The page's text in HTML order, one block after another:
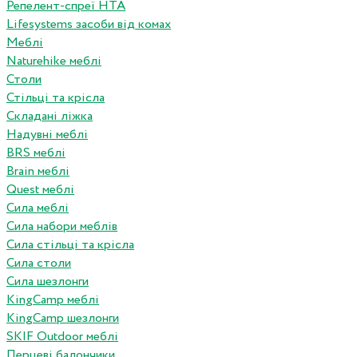
Репелент-спреї HTA
Lifesystems засоби від комах
Меблі
Naturehike меблі
Столи
Стільці та крісла
Складані ліжка
Надувні меблі
BRS меблі
Brain меблі
Quest меблі
Сила меблі
Сила набори меблів
Сила стільці та крісла
Сила столи
Сила шезлонги
KingCamp меблі
KingCamp шезлонги
SKIF Outdoor меблі